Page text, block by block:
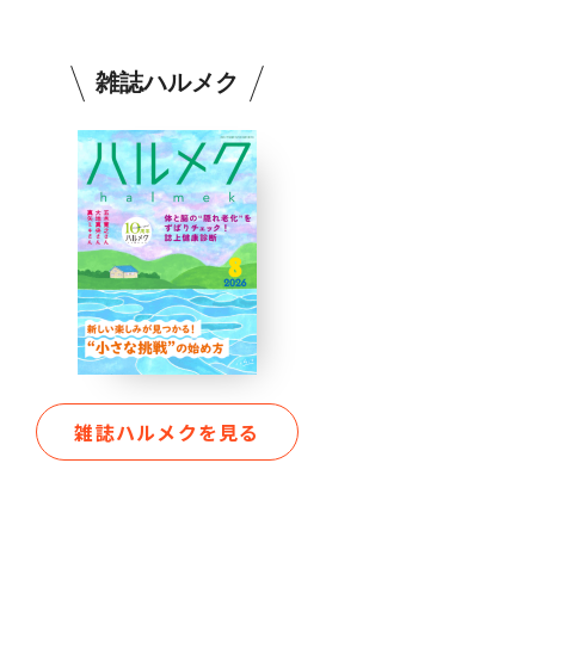
雑誌ハルメク
雑誌ハルメクを見る